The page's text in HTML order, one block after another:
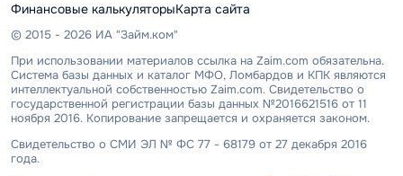
Финансовые калькуляторыКарта сайта
© 2015 - 2026 ИА "Займ.ком"
При использовании материалов ссылка на Zaim.com обязательна.
Система базы данных и каталог МФО, Ломбардов и КПК являются
интеллектуальной собственностью Zaim.com. Свидетельство о
государственной регистрации базы данных №2016621516 от 11
ноября 2016. Копирование запрещается и охраняется законом.
Свидетельство о СМИ ЭЛ № ФС 77 - 68179 от 27 декабря 2016
года.